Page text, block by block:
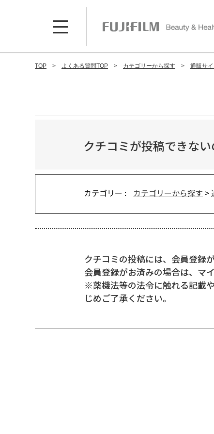
TOP よくある質問TOP カテゴリーから探す 通販サ
クチコミが投稿できない
カテゴリー : カテゴリーから探す >
クチコミの投稿には、会員登録
会員登録がお済みの場合は、マ
※薬機法等の法令に触れる記載
じめご了承ください。